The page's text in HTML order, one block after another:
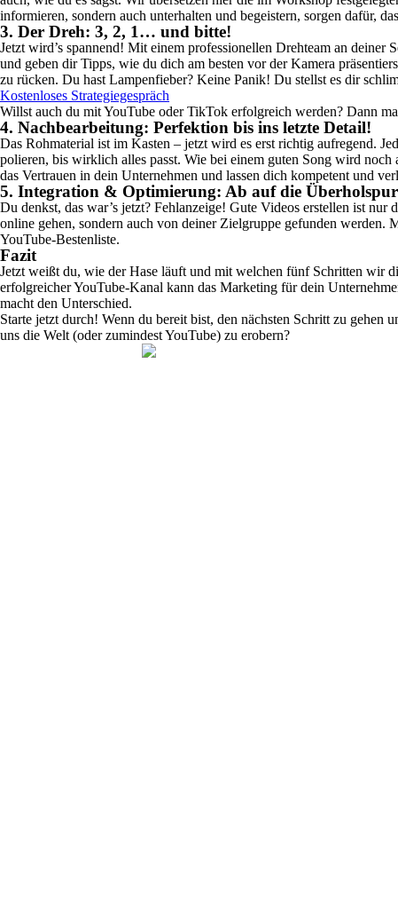
informieren, sondern auch unterhalten und begeistern, sorgen dafür,
3. Der Dreh: 3, 2, 1… und bitte!
Jetzt wird’s spannend! Mit einem professionellen Drehteam an
und geben dir Tipps, wie du dich am besten vor der Kamera
zu rücken. Du hast Lampenfieber? Keine Panik! Du stellst es dir
Kostenloses Strategiegespräch
Willst auch du mit YouTube oder TikTok erfolgreich werden? Dann
4. Nachbearbeitung: Perfektion bis ins letzte Detail!
Das Rohmaterial ist im Kasten – jetzt wird es erst richtig aufregend.
polieren, bis wirklich alles passt. Wie bei einem guten Song wird
das Vertrauen in dein Unternehmen und lassen dich kompetent und
5. Integration & Optimierung: Ab auf die
Du denkst, das war’s jetzt? Fehlanzeige! Gute Videos erstellen ist
online gehen, sondern auch von deiner Zielgruppe gefunden
YouTube-Bestenliste.
Fazit
Jetzt weißt du, wie der Hase läuft und mit welchen fünf Schritten wir
erfolgreicher YouTube-Kanal kann das Marketing für dein
macht den Unterschied.
Starte jetzt durch! Wenn du bereit bist, den nächsten Schritt zu
uns die Welt (oder zumindest YouTube) zu erobern?